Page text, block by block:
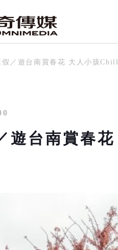
假／遊台南賞春花 大人小孩
遊台南賞春